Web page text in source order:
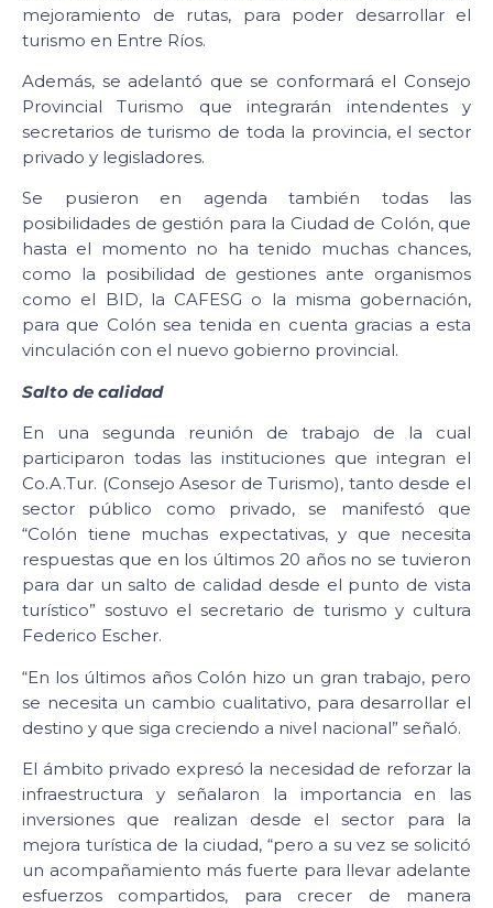
mejoramiento de rutas, para poder desarrollar el
turismo en Entre Ríos.
Además, se adelantó que se conformará el Consejo
Provincial Turismo que integrarán intendentes y
secretarios de turismo de toda la provincia, el sector
privado y legisladores.
Se pusieron en agenda también todas las
posibilidades de gestión para la Ciudad de Colón, que
hasta el momento no ha tenido muchas chances,
como la posibilidad de gestiones ante organismos
como el BID, la CAFESG o la misma gobernación,
para que Colón sea tenida en cuenta gracias a esta
vinculación con el nuevo gobierno provincial.
Salto de calidad
En una segunda reunión de trabajo de la cual
participaron todas las instituciones que integran el
Co.A.Tur. (Consejo Asesor de Turismo), tanto desde el
sector público como privado, se manifestó que
“Colón tiene muchas expectativas, y que necesita
respuestas que en los últimos 20 años no se tuvieron
para dar un salto de calidad desde el punto de vista
turístico” sostuvo el secretario de turismo y cultura
Federico Escher.
“En los últimos años Colón hizo un gran trabajo, pero
se necesita un cambio cualitativo, para desarrollar el
destino y que siga creciendo a nivel nacional” señaló.
El ámbito privado expresó la necesidad de reforzar la
infraestructura y señalaron la importancia en las
inversiones que realizan desde el sector para la
mejora turística de la ciudad, “pero a su vez se solicitó
un acompañamiento más fuerte para llevar adelante
esfuerzos compartidos, para crecer de manera